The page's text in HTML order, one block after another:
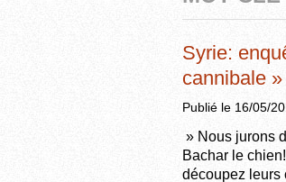
Syrie:
cannibale
Publié le 16/05/
» Nous jurons
Bachar le
découpez leurs